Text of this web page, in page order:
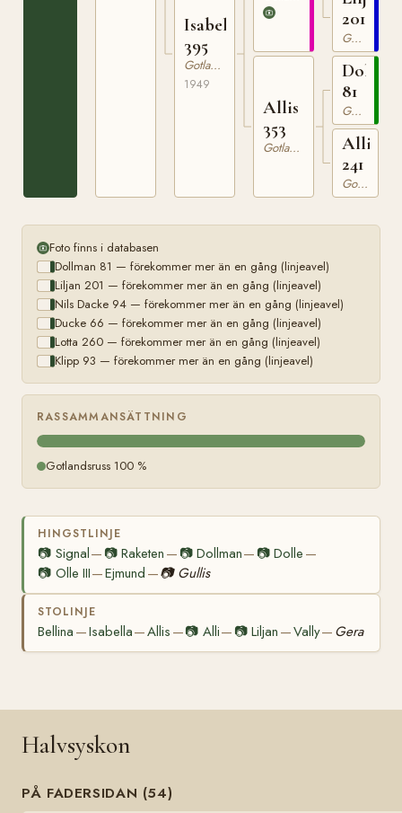
Isabella
395
Gotlandsruss
1949
Allis
353
Gotlandsruss
201
Gotlandsruss
81
Gotlandsruss
Alli
241
Gotlandsruss
Foto finns i databasen
Dollman 81 — förekommer mer än en gång (linjeavel)
Liljan 201 — förekommer mer än en gång (linjeavel)
Nils Dacke 94 — förekommer mer än en gång (linjeavel)
Ducke 66 — förekommer mer än en gång (linjeavel)
Lotta 260 — förekommer mer än en gång (linjeavel)
Klipp 93 — förekommer mer än en gång (linjeavel)
RASSAMMANSÄTTNING
Gotlandsruss 100 %
HINGSTLINJE
📷 Signal— 📷Raketen — 📷 Dollman— 📷 Dolle —
📷 Olle III—Ejmund —📷 Gullis
STOLINJE
Bellina —Isabella—Allis —📷 Alli— 📷Liljan —Vally— Gera
Halvsyskon
PÅ FADERSIDAN (54)